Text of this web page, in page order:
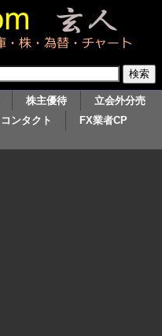
株主優待
立会外分売
コンタクト
FX業者CP